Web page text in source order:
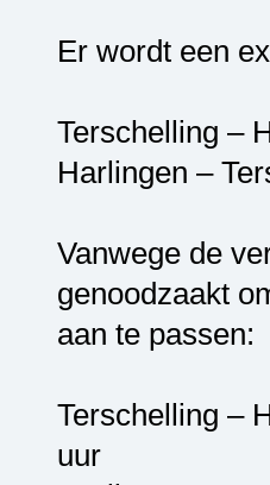
Er wordt een
Terschelling
Harlingen –
Vanwege de
genoodzaakt
aan te passen:
Terschelling
uur